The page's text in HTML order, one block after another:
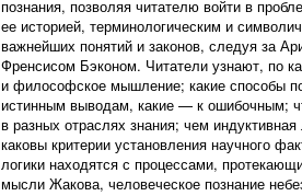
познания, позволяя читателю войти в
ее историей, терминологическим и
важнейших понятий и законов, следуя за
Френсисом Бэконом. Читатели узнают, по
и философское мышление; какие способы
истинным выводам, какие — к ошибочным;
в разных отраслях знания; чем
каковы критерии установления научного
логики находятся с процессами,
мысли Жакова, человеческое познание